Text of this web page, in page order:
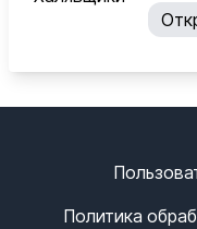
Сверхлегкий
Политика